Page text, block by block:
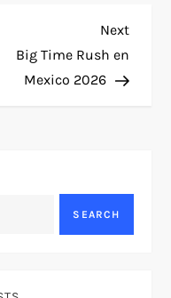
Next
Post
Next
Big Time Rush en
Mexico 2026
SEARCH